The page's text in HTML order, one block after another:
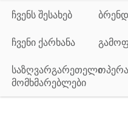
ჩვენს შესახებ
ჩვენი ქარხანა
საზღვარგარეთელი
მომხმარებლები